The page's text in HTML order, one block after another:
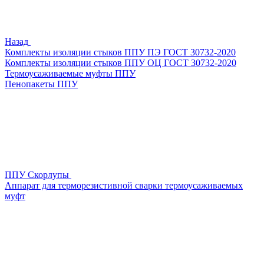
Назад
Комплекты изоляции стыков ППУ ПЭ ГОСТ 30732-2020
Комплекты изоляции стыков ППУ ОЦ ГОСТ 30732-2020
Термоусаживаемые муфты ППУ
Пенопакеты ППУ
ППУ Скорлупы
Аппарат для терморезистивной сварки термоусаживаемых
муфт